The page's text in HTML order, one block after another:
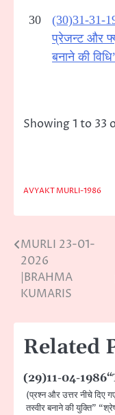
30
(30)31-31-
प्रेजन्ट और
बनाने की
Showing 1 to 33
AVYAKT MURLI-1986
Post
navigation
MURLI 23-01-
2026
|BRAHMA
KUMARIS
Related
(29)11-04-
(प्रश्न और उत्तर नीचे
तस्वीर बनाने की युक्ति”